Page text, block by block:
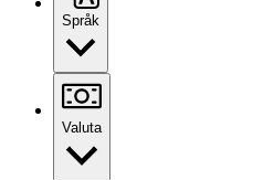
Språk
Valuta